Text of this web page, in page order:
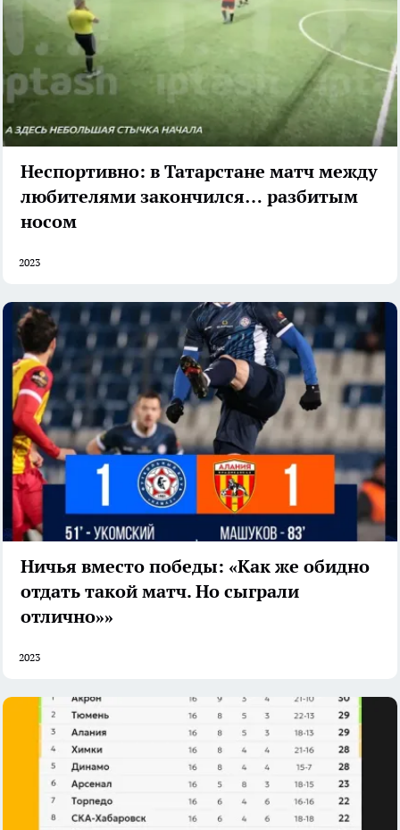
Неспортивно: в Татарстане матч между
любителями закончился… разбитым
носом
2023
Ничья вместо победы: «Как же обидно
отдать такой матч. Но сыграли
отлично»»
2023